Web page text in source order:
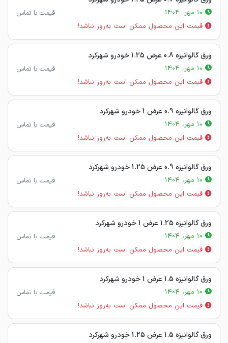
قیمت با تماس
قیمت این محصول ممکن است به‌روز نباشد!
ورق گالوانیزه 0.8 عرض 1.25 خودرو شهرکرد
قیمت با تماس
قیمت این محصول ممکن است به‌روز نباشد!
ورق گالوانیزه 0.9 عرض 1 خودرو شهرکرد
قیمت با تماس
قیمت این محصول ممکن است به‌روز نباشد!
ورق گالوانیزه 0.9 عرض 1.25 خودرو شهرکرد
قیمت با تماس
قیمت این محصول ممکن است به‌روز نباشد!
ورق گالوانیزه 1.25 عرض 1 خودرو شهرکرد
قیمت با تماس
قیمت این محصول ممکن است به‌روز نباشد!
ورق گالوانیزه 1.5 عرض 1 خودرو شهرکرد
قیمت با تماس
قیمت این محصول ممکن است به‌روز نباشد!
ورق گالوانیزه 1.5 عرض 1.25 خودرو شهرکرد